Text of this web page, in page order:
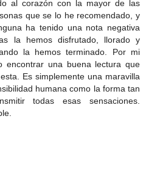
al corazón con la mayor de las
que se lo he recomendado, y
ha tenido una nota negativa
la hemos disfrutado, llorado y
la hemos terminado. Por mi
encontrar una buena lectura que
Es simplemente una maravilla
humana como la forma tan
todas esas sensaciones.